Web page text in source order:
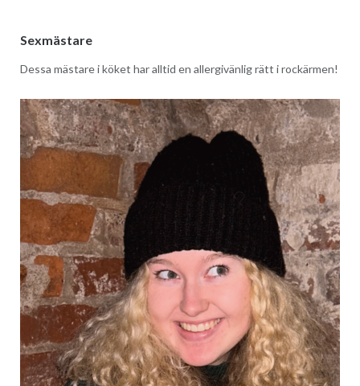
Sexmästare
Dessa mästare i köket har alltid en allergivänlig rätt i rockärmen!